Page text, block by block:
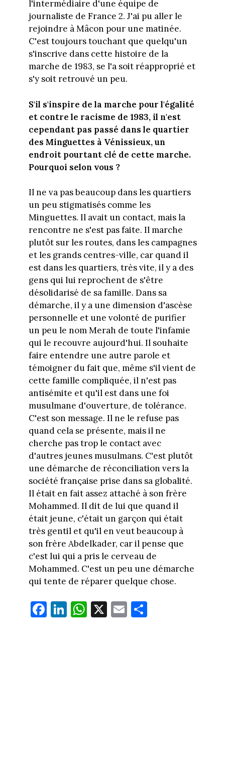
l'intermédiaire d'une équipe de
journaliste de France 2. J'ai pu aller le
rejoindre à Mâcon pour une matinée.
C'est toujours touchant que quelqu'un
s'inscrive dans cette histoire de la
marche de 1983, se l'a soit réapproprié et
s'y soit retrouvé un peu.
S'il s'inspire de la marche pour l'égalité
et contre le racisme de 1983, il n'est
cependant pas passé dans le quartier
des Minguettes à Vénissieux, un
endroit pourtant clé de cette marche.
Pourquoi selon vous ?
Il ne va pas beaucoup dans les quartiers
un peu stigmatisés comme les
Minguettes. Il avait un contact, mais la
rencontre ne s'est pas faite. Il marche
plutôt sur les routes, dans les campagnes
et les grands centres-ville, car quand il
est dans les quartiers, très vite, il y a des
gens qui lui reprochent de s'être
désolidarisé de sa famille. Dans sa
démarche, il y a une dimension d'ascèse
personnelle et une volonté de purifier
un peu le nom Merah de toute l'infamie
qui le recouvre aujourd'hui. Il souhaite
faire entendre une autre parole et
témoigner du fait que, même s'il vient de
cette famille compliquée, il n'est pas
antisémite et qu'il est dans une foi
musulmane d'ouverture, de tolérance.
C'est son message. Il ne le refuse pas
quand cela se présente, mais il ne
cherche pas trop le contact avec
d'autres jeunes musulmans. C'est plutôt
une démarche de réconciliation vers la
société française prise dans sa globalité.
Il était en fait assez attaché à son frère
Mohammed. Il dit de lui que quand il
était jeune, c'était un garçon qui était
très gentil et qu'il en veut beaucoup à
son frère Abdelkader, car il pense que
c'est lui qui a pris le cerveau de
Mohammed. C'est un peu une démarche
qui tente de réparer quelque chose.
Fa
ce
Li
nk
W
ha
X E
m
Pa
rt